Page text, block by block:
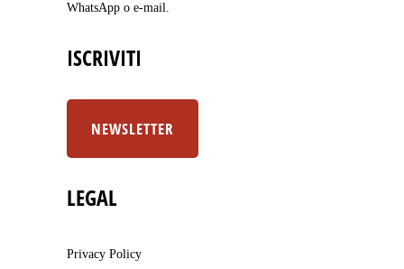
WhatsApp o e-mail.
ISCRIVITI
NEWSLETTER
LEGAL
Privacy Policy